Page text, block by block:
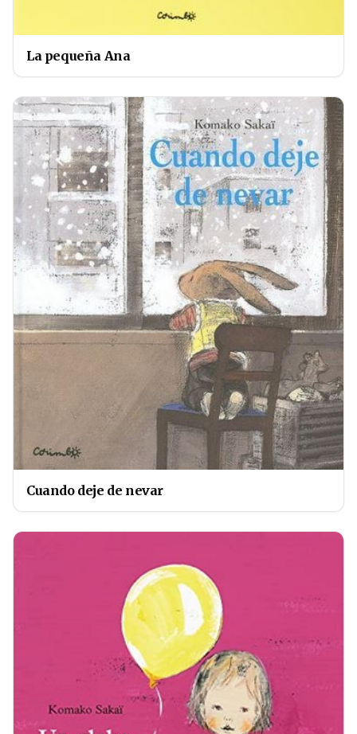
La pequeña Ana
Cuando deje de nevar